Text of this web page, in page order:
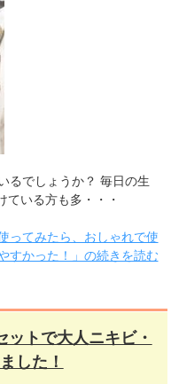
るでしょうか？ 毎日の生
ている方も多・・・
ってみたら、おしゃれで使
すかった！」の続きを読む
ットで大人ニキビ・
した！